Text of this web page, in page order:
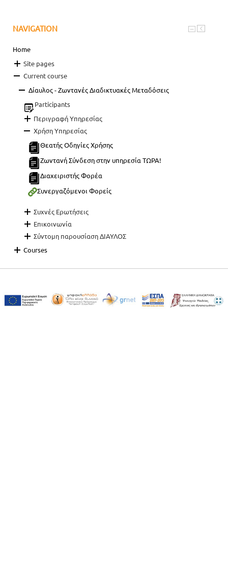
NAVIGATION
Home
Site pages
Current course
Δίαυλος - Ζωντανές Διαδικτυακές Μεταδόσεις
Participants
Περιγραφή Υπηρεσίας
Χρήση Υπηρεσίας
Θεατής Οδηγίες Χρήσης
Ζωντανή Σύνδεση στην υπηρεσία ΤΩΡΑ!
Διαχειριστής Φορέα
Συνεργαζόμενοι Φορείς
Συχνές Ερωτήσεις
Επικοινωνία
Σύντομη παρουσίαση ΔΙΑΥΛΟΣ
Courses